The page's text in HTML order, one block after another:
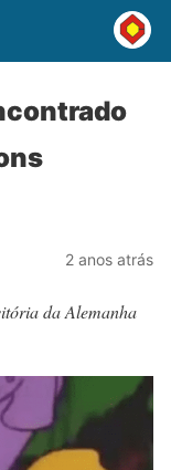
2 anos atrás
da Alemanha